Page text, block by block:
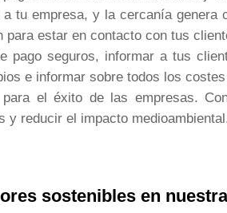
tu empresa, y la cercanía genera
estar en contacto con tus
pago seguros, informar a tus
e informar sobre todos los
el éxito de las empresas.
y reducir el impacto
sostenibles en